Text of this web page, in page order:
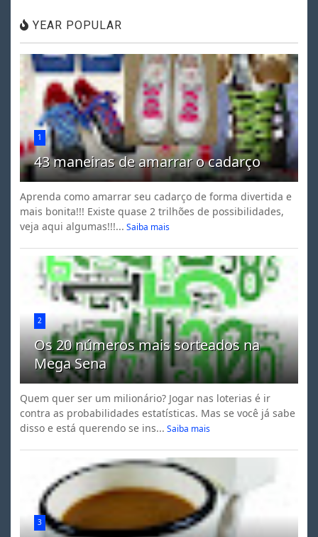
YEAR POPULAR
1
43 maneiras de amarrar o cadarço
Aprenda como amarrar seu cadarço de forma divertida e
mais bonita!!! Existe quase 2 trilhões de possibilidades,
veja aqui algumas!!!... Saiba mais
2
Os 20 números mais sorteados na
Mega Sena
Quem quer ser um milionário? Jogar nas loterias é ir
contra as probabilidades estatísticas. Mas se você já sabe
disso e está querendo se ins... Saiba mais
3